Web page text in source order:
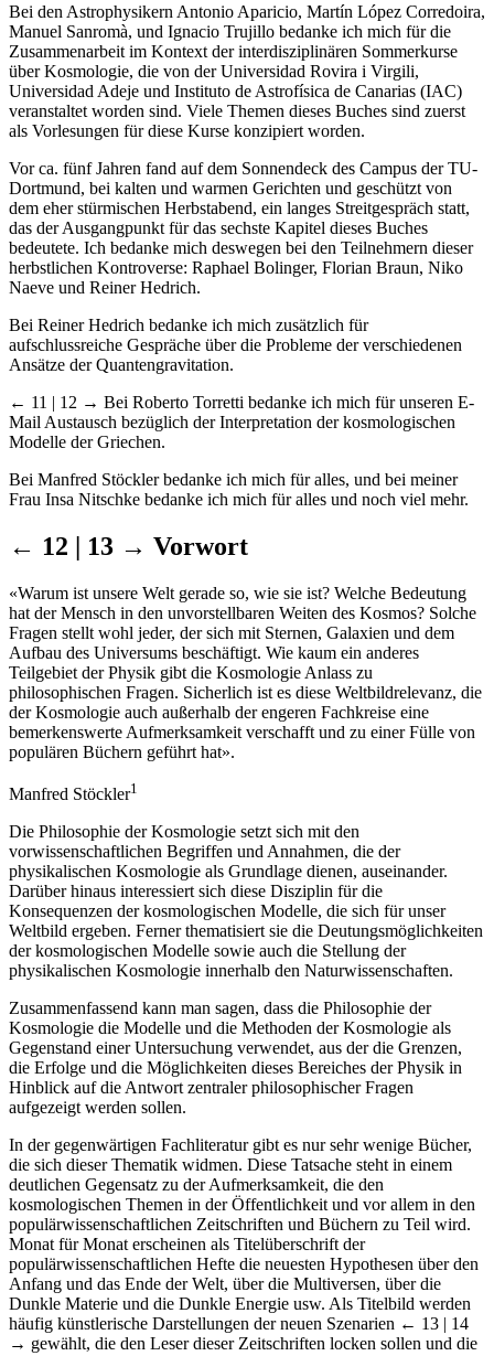
Bei den Astrophysikern Antonio Aparicio, Martín López Corredoira,
Manuel Sanromà, und Ignacio Trujillo bedanke ich mich für die
Zusammenarbeit im Kontext der interdisziplinären Sommerkurse
über Kosmologie, die von der Universidad Rovira i Virgili,
Universidad Adeje und Instituto de Astrofísica de Canarias (IAC)
veranstaltet worden sind. Viele Themen dieses Buches sind zuerst
als Vorlesungen für diese Kurse konzipiert worden.
Vor ca. fünf Jahren fand auf dem Sonnendeck des Campus der TU-
Dortmund, bei kalten und warmen Gerichten und geschützt von
dem eher stürmischen Herbstabend, ein langes Streitgespräch statt,
das der Ausgangpunkt für das sechste Kapitel dieses Buches
bedeutete. Ich bedanke mich deswegen bei den Teilnehmern dieser
herbstlichen Kontroverse: Raphael Bolinger, Florian Braun, Niko
Naeve und Reiner Hedrich.
Bei Reiner Hedrich bedanke ich mich zusätzlich für
aufschlussreiche Gespräche über die Probleme der verschiedenen
Ansätze der Quantengravitation.
← 11 | 12 → Bei Roberto Torretti bedanke ich mich für unseren E-
Mail Austausch bezüglich der Interpretation der kosmologischen
Modelle der Griechen.
Bei Manfred Stöckler bedanke ich mich für alles, und bei meiner
Frau Insa Nitschke bedanke ich mich für alles und noch viel mehr.
← 12 | 13 → Vorwort
«Warum ist unsere Welt gerade so, wie sie ist? Welche Bedeutung
hat der Mensch in den unvorstellbaren Weiten des Kosmos? Solche
Fragen stellt wohl jeder, der sich mit Sternen, Galaxien und dem
Aufbau des Universums beschäftigt. Wie kaum ein anderes
Teilgebiet der Physik gibt die Kosmologie Anlass zu
philosophischen Fragen. Sicherlich ist es diese Weltbildrelevanz, die
der Kosmologie auch außerhalb der engeren Fachkreise eine
bemerkenswerte Aufmerksamkeit verschafft und zu einer Fülle von
populären Büchern geführt hat».
Manfred Stöckler1
Die Philosophie der Kosmologie setzt sich mit den
vorwissenschaftlichen Begriffen und Annahmen, die der
physikalischen Kosmologie als Grundlage dienen, auseinander.
Darüber hinaus interessiert sich diese Disziplin für die
Konsequenzen der kosmologischen Modelle, die sich für unser
Weltbild ergeben. Ferner thematisiert sie die Deutungsmöglichkeiten
der kosmologischen Modelle sowie auch die Stellung der
physikalischen Kosmologie innerhalb den Naturwissenschaften.
Zusammenfassend kann man sagen, dass die Philosophie der
Kosmologie die Modelle und die Methoden der Kosmologie als
Gegenstand einer Untersuchung verwendet, aus der die Grenzen,
die Erfolge und die Möglichkeiten dieses Bereiches der Physik in
Hinblick auf die Antwort zentraler philosophischer Fragen
aufgezeigt werden sollen.
In der gegenwärtigen Fachliteratur gibt es nur sehr wenige Bücher,
die sich dieser Thematik widmen. Diese Tatsache steht in einem
deutlichen Gegensatz zu der Aufmerksamkeit, die den
kosmologischen Themen in der Öffentlichkeit und vor allem in den
populärwissenschaftlichen Zeitschriften und Büchern zu Teil wird.
Monat für Monat erscheinen als Titelüberschrift der
populärwissenschaftlichen Hefte die neuesten Hypothesen über den
Anfang und das Ende der Welt, über die Multiversen, über die
Dunkle Materie und die Dunkle Energie usw. Als Titelbild werden
häufig künstlerische Darstellungen der neuen Szenarien ← 13 | 14
→ gewählt, die den Leser dieser Zeitschriften locken sollen und die